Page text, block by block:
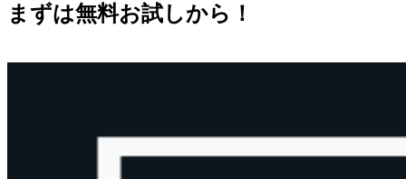
まずは無料お試しから！